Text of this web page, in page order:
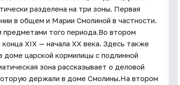
разделена на три зоны. Первая
в общем и Марии Смолиной в частности.
предметами того периода.Во втором
XIX — начала XX века. Здесь также
доме царской кормилицы с подлинной
зона рассказывает о деловой
держали в доме Смолины.На втором